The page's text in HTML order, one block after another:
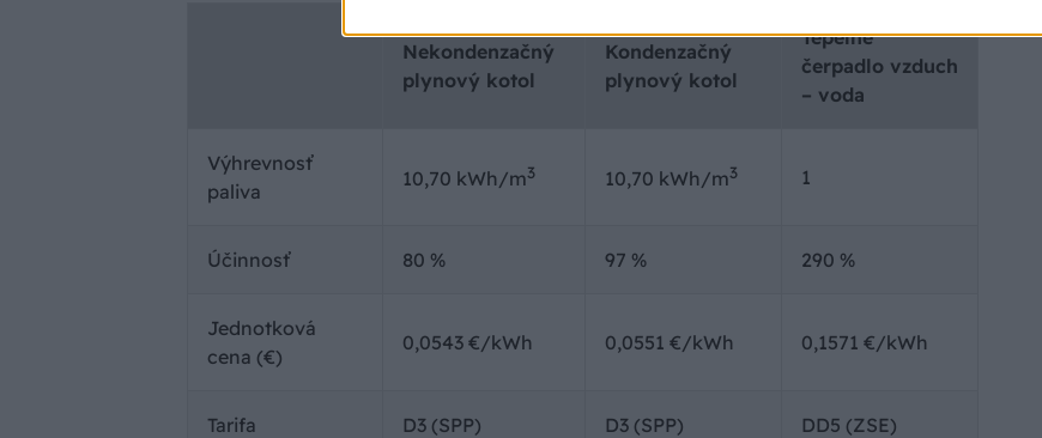
Nekondenzačný
plynový kotol
Kondenzačný
plynový kotol
Tepelné
čerpadlo vzduch
– voda
Výhrevnosť
paliva
10,70 kWh/m3 10,70 kWh/m3 1
Účinnosť 80 % 97 % 290 %
Jednotková
cena (€)
0,0543 €/kWh 0,0551 €/kWh 0,1571 €/kWh
Tarifa D3 (SPP) D3 (SPP) DD5 (ZSE)